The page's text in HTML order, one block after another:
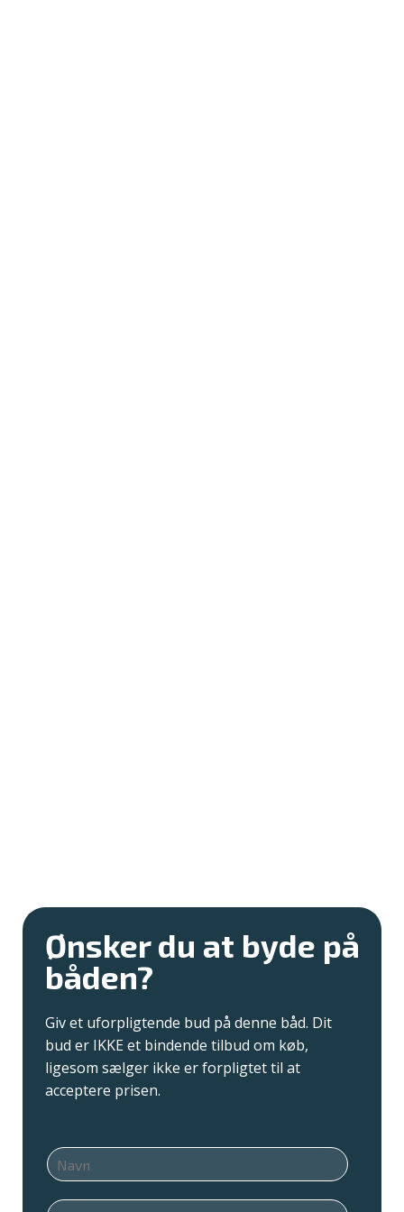
Ønsker du at byde på
båden?
Giv et uforpligtende bud på denne båd. Dit
bud er IKKE et bindende tilbud om køb,
ligesom sælger ikke er forpligtet til at
acceptere prisen.
N
a
T